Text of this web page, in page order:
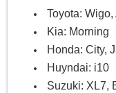
Toyota: Wigo,
Kia: Morning
Honda: City,
Huyndai: i10
Suzuki: XL7,